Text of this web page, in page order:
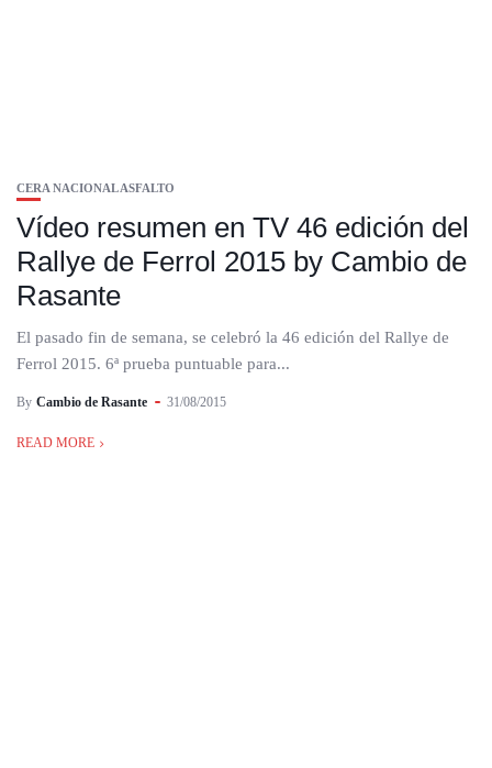
CERA NACIONAL ASFALTO
Vídeo resumen en TV 46 edición del
Rallye de Ferrol 2015 by Cambio de
Rasante
El pasado fin de semana, se celebró la 46 edición del Rallye de
Ferrol 2015. 6ª prueba puntuable para...
By Cambio de Rasante 31/08/2015
READ MORE